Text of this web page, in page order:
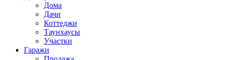
Дома
Дачи
Коттеджи
Таунхаусы
Участки
Гаражи